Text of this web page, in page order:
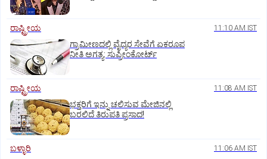
ರಾಷ್ಟ್ರೀಯ 11:10 AM IST
ಗ್ರಾಮೀಣದಲ್ಲಿ ವೈದ್ಯರ ಸೇವೆಗೆ ಏಕರೂಪ
ನೀತಿ ಅಗತ್ಯ: ಸುಪ್ರೀಂಕೋರ್ಟ್‌
ರಾಷ್ಟ್ರೀಯ 11:08 AM IST
ಭಕ್ತರಿಗೆ ಇನ್ನು ಚಲಿಸುವ ಮೇಜಿನಲ್ಲಿ
ಬರಲಿದೆ ತಿರುಪತಿ ಪ್ರಸಾದ!
ಬಳ್ಳಾರಿ 11:06 AM IST